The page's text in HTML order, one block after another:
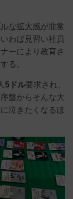
な拡大感が非常
わば見習い社員
ーにより教育さ
る。
5ドル要求され、
盤からそんな大
泣きたくなるほ